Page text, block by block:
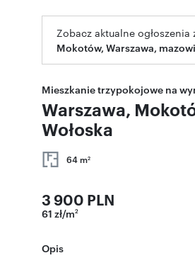
Zobacz aktualne ogłoszenia
Mokotów, Warszawa,
Mieszkanie trzypokojowe na
Warszawa,
Wołoska
64 m2
3 900 PLN
61 zł/m2
Opis